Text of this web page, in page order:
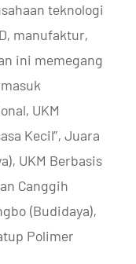
teknologi
manufaktur,
ini memegang
UKM
Kecil”, Juara
UKM Berbasis
Canggih
(Budidaya),
Polimer